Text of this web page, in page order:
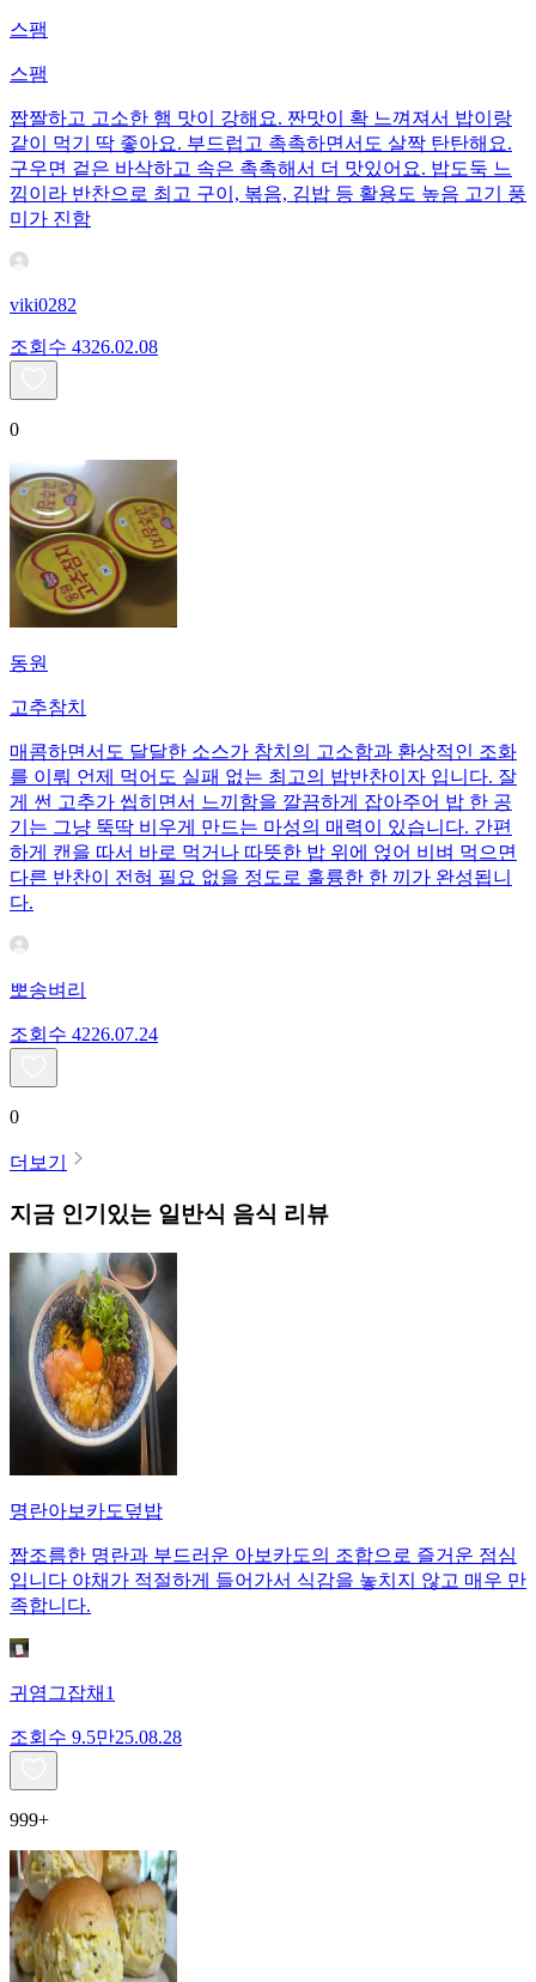
스팸
스팸
짭짤하고 고소한 햄 맛이 강해요. 짠맛이 확 느껴져서 밥이랑
같이 먹기 딱 좋아요. 부드럽고 촉촉하면서도 살짝 탄탄해요.
구우면 겉은 바삭하고 속은 촉촉해서 더 맛있어요. 밥도둑 느
낌이라 반찬으로 최고 구이, 볶음, 김밥 등 활용도 높음 고기 풍
미가 진함
viki0282
조회수 4326.02.08
0
동원
고추참치
매콤하면서도 달달한 소스가 참치의 고소함과 환상적인 조화
를 이뤄 언제 먹어도 실패 없는 최고의 밥반찬이자 입니다. 잘
게 썬 고추가 씹히면서 느끼함을 깔끔하게 잡아주어 밥 한 공
기는 그냥 뚝딱 비우게 만드는 마성의 매력이 있습니다. 간편
하게 캔을 따서 바로 먹거나 따뜻한 밥 위에 얹어 비벼 먹으면
다른 반찬이 전혀 필요 없을 정도로 훌륭한 한 끼가 완성됩니
다.
뽀송벼리
조회수 4226.07.24
0
더보기
지금 인기있는 일반식 음식 리뷰
명란아보카도덮밥
짭조름한 명란과 부드러운 아보카도의 조합으로 즐거운 점심
입니다 야채가 적절하게 들어가서 식감을 놓치지 않고 매우 만
족합니다.
귀염그잡채1
조회수 9.5만25.08.28
999+